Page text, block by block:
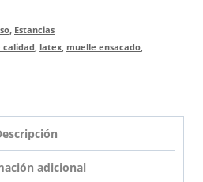
, Estancias
calidad, latex, muelle ensacado,
adicional